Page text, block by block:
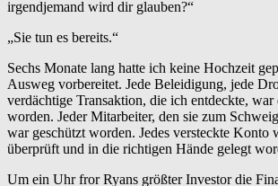
irgendjemand wird dir glauben?“
„Sie tun es bereits.“
Sechs Monate lang hatte ich keine Hochzeit
Ausweg vorbereitet. Jede Beleidigung, jede
verdächtige Transaktion, die ich entdeckte,
worden. Jeder Mitarbeiter, den sie zum
war geschützt worden. Jedes versteckte Konto
überprüft und in die richtigen Hände gelegt
Um ein Uhr fror Ryans größter Investor die